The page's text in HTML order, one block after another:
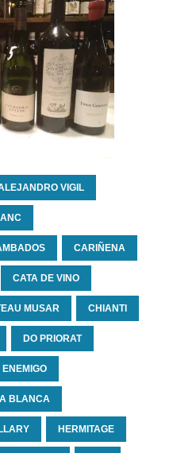
VIGIL
CARIÑENA
CATA DE VINO
MUSAR CHIANTI
DO PRIORAT
ENEMIGO
BLANCA
HERMITAGE